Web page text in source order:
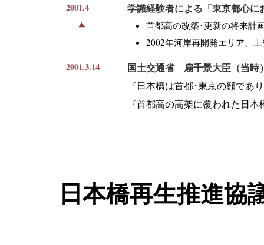
2001.4 学識経験者による「東京都心
首都高の改築･更新の将来計
2002年河岸再開発エリア、
2001.3.14 国土交通省 扇千景大臣（当時
『日本橋は首都･東京の顔であ
『首都高の高架に覆われた日
日本橋再生推進協